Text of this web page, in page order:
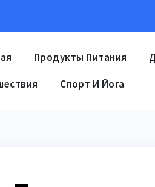
Продукты Питания
Спорт И Йога